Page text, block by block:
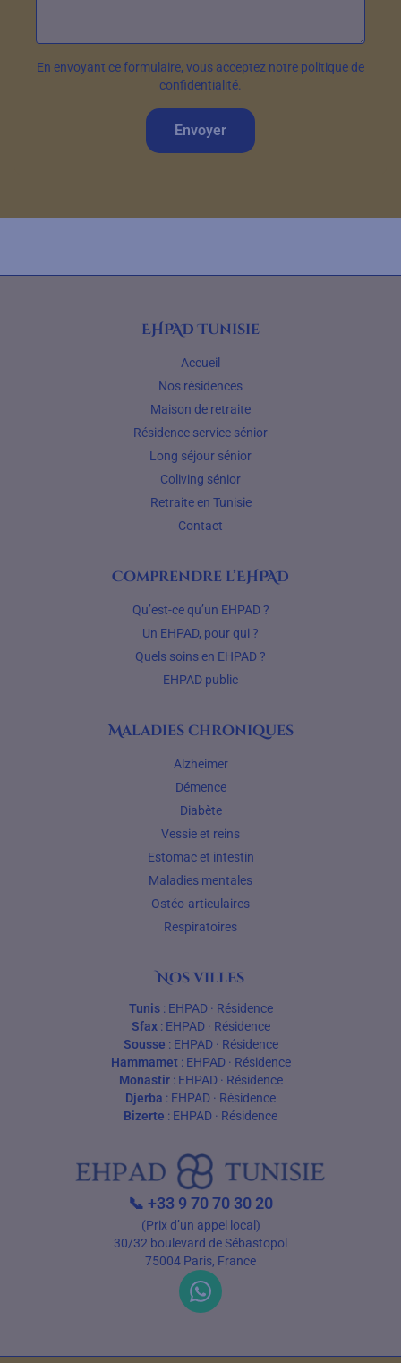
En envoyant ce formulaire, vous acceptez notre politique de
confidentialité.
Envoyer
EHPAD Tunisie
Accueil
Nos résidences
Maison de retraite
Résidence service sénior
Long séjour sénior
Coliving sénior
Retraite en Tunisie
Contact
Comprendre l’EHPAD
Qu’est-ce qu’un EHPAD ?
Un EHPAD, pour qui ?
Quels soins en EHPAD ?
EHPAD public
Maladies chroniques
Alzheimer
Démence
Diabète
Vessie et reins
Estomac et intestin
Maladies mentales
Ostéo-articulaires
Respiratoires
Nos villes
Tunis: EHPAD· Résidence
Sfax: EHPAD· Résidence
Sousse : EHPAD· Résidence
Hammamet: EHPAD· Résidence
Monastir: EHPAD· Résidence
Djerba : EHPAD · Résidence
Bizerte : EHPAD · Résidence
📞 +33 9 70 70 30 20
(Prix d’un appel local)
30/32 boulevard de Sébastopol
75004 Paris, France